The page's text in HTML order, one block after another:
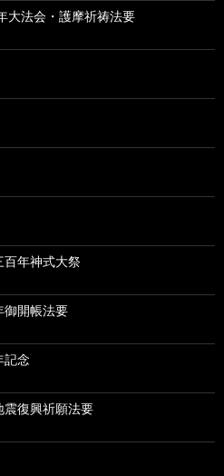
法会・護摩祈祷法要
年神式大祭
開帳法要
念
復興祈願法要